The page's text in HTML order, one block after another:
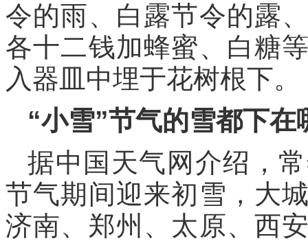
令的雨、白露节令的露
各十二钱加蜂蜜、白糖
入器皿中埋于花树根下。
“小雪”节气的雪都下在
据中国天气网介绍，
节气期间迎来初雪，大
济南、郑州、太原、西